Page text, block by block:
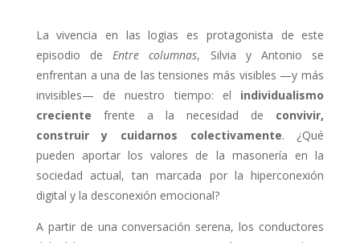
La vivencia en las logias es protagonista de este
episodio deEntre columnas, Silvia y Antonio se
enfrentan a una de las tensiones más visibles —y más
invisibles— de nuestro tiempo: el individualismo
creciente frente a la necesidad de convivir,
construir y cuidarnos colectivamente. ¿Qué
pueden aportar los valores de la masonería en la
sociedad actual, tan marcada por la hiperconexión
digital y la desconexión emocional?
A partir de una conversación serena, los conductores